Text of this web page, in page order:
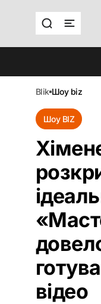
blik шоу biz
Шоу BIZ
відео